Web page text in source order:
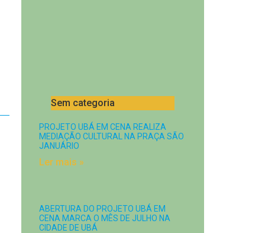
Sem categoria
PROJETO UBÁ EM CENA REALIZA
MEDIAÇÃO CULTURAL NA PRAÇA SÃO
JANUÁRIO
Ler mais »
ABERTURA DO PROJETO UBÁ EM
CENA MARCA O MÊS DE JULHO NA
CIDADE DE UBÁ